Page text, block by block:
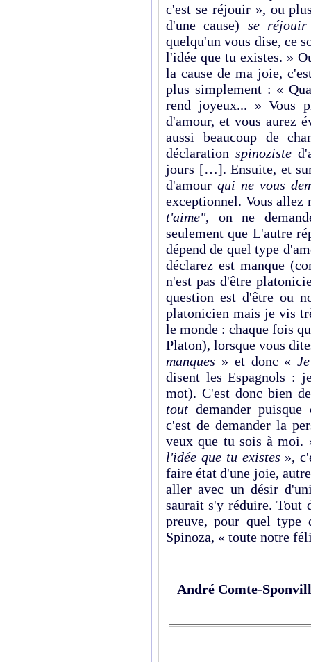
c'est se réjouir », ou
d'une cause) se réjouir
quelqu'un vous dise, ce
l'idée que tu exis­tes. »
la cause de ma joie,
plus simplement : «
rend joyeux... » Vous
d'amour, et vous aurez
aussi beaucoup de
déclaration spinoziste
jours […]. Ensuite, et
d'amourqui ne vous
exceptionnel. Vous
t'aime", on ne
seulement que L'autre
dépend de quel type
déclarez est manque
n'est pas d'être
question est d'être ou
platonicien mais je vis
le monde : chaque fois
Platon), lorsque vous
manques » et donc «
disent les Espagnols :
mot). C'est donc bien
tout demander puisque
c'est de deman­der la
veux que tu sois à
l'idée que tu existes »,
faire état d'une joie,
aller avec un désir
saurait s'y réduire. Tout
preuve, pour quel type
Spinoza, « toute notre
André Comte-